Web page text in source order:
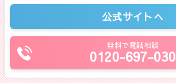
公式サイトへ
無料で電話相談
0120-697-030